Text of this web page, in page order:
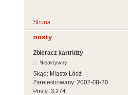
Strona
nosty
Zbieracz kartridży
Nieaktywny
Skąd: Miasto Łódź
Zarejestrowany: 2002-08-20
Posty: 3,274